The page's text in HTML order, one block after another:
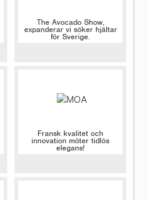
The Avocado Show,
expanderar vi söker hjältar
för Sverige.
Fransk kvalitet och
innovation möter tidlös
elegans!